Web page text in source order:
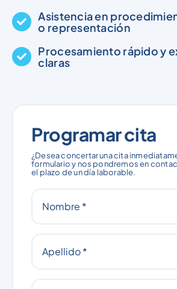
Asistencia en
o representación
Procesamiento rápido y
claras
Programar cita
¿Desea concertar una cita
formulario y nos pondremos en
el plazo de un día laborable.